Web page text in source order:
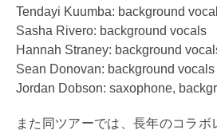
Tendayi Kuumba: background
Sasha Rivero: background vocals
Hannah Straney: background
Sean Donovan: background vocals
Jordan Dobson: saxophone,
また同ツアーでは、長年のコラボ